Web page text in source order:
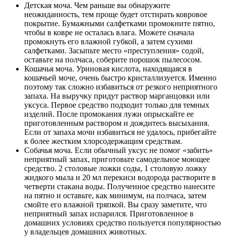
Детская моча. Чем раньше вы обнаружите
неожиданность, тем проще будет отстирать ковровое
покрытие. Бумажными салфетками промокните пятно,
чтобы в ковре не осталась влага. Можете сначала
промокнуть его влажной губкой, а затем сухими
салфетками. Засыпьте место «преступления» содой,
оставьте на полчаса, соберите порошок пылесосом.
Кошачья моча. Уриновая кислота, находящаяся в
кошачьей моче, очень быстро кристаллизуется. Именно
поэтому так сложно избавиться от резкого неприятного
запаха. На выручку придут раствор марганцовки или
уксуса. Первое средство подходит только для темных
изделий. После промокания лужи опрыскайте ее
приготовленным раствором и дождитесь высыхания.
Если от запаха мочи избавиться не удалось, прибегайте
к более жестким хлорсодержащим средствам.
Собачья моча. Если обычный уксус не помог «забить»
неприятный запах, приготовьте самодельное моющее
средство. 2 столовые ложки соды, 1 столовую ложку
жидкого мыла и 20 мл перекиси водорода растворите в
четверти стакана воды. Полученное средство нанесите
на пятно и оставьте, как минимум, на полчаса, затем
смойте его влажной тряпкой. Вы сразу заметите, что
неприятный запах испарился. Приготовленное в
домашних условиях средство пользуется популярностью
у владельцев домашних животных.